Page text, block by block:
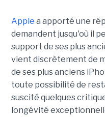
Apple a apporté une
demandent jusqu'où il
support de ses plus
vient discrètement de
de ses plus anciens
toute possibilité de
suscité quelques
longévité